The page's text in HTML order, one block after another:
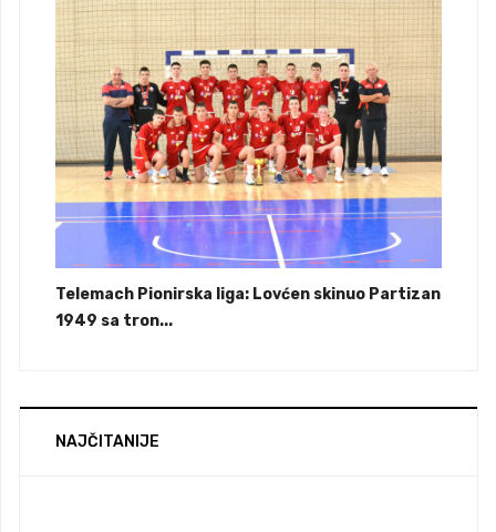
Telemach Pionirska liga: Lovćen skinuo Partizan
1949 sa tron...
NAJČITANIJE